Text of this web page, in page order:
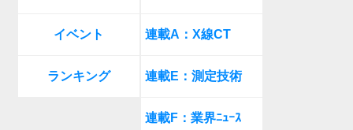
イベント
ランキング
連載A：X線CT
連載E：測定技術
連載F：業界ﾆｭｰｽ